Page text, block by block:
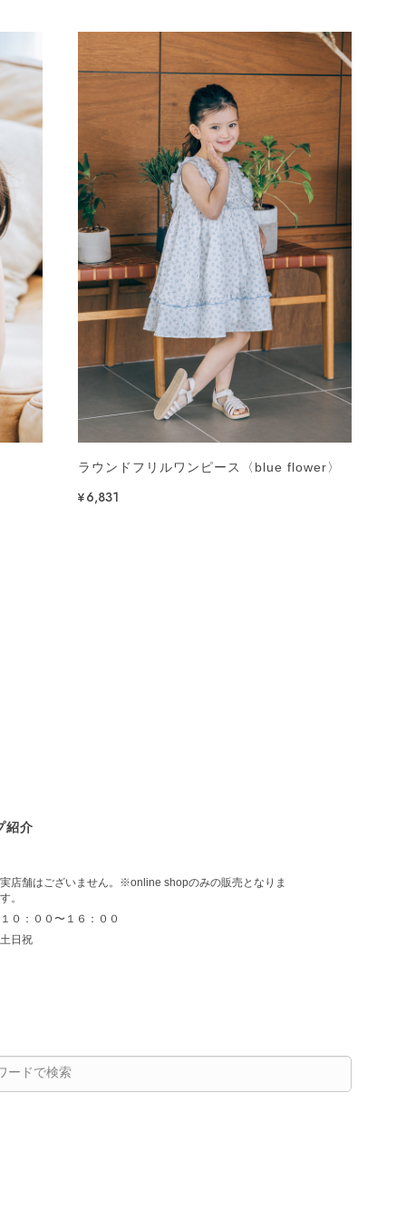
ラウンドフリルワンピース〈blue flower〉
¥6,831
紹介
実店舗はございません。※online shopのみの販売となりま
す。
１０：００〜１６：００
土日祝